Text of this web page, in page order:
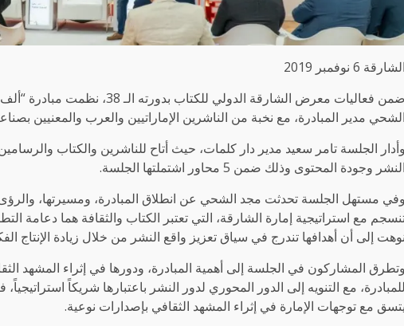
الشارقة 6 نوفمبر 2019
ضمن فعاليات معرض الشارقة الدولي
الشحي مدير المبادرة، مع نخبة من الناشرين الإماراتيين والعرب والمعنيين
وأدار الجلسة تامر سعيد مدير دار كلمات، حيث أتاح للناشرين والكتاب والرسامين
النشر وجودة المحتوى وذلك ضمن 5 محاور اشتملتها الجلسة.
وفي مستهل الجلسة تحدثت مجد الشحي عن انطلاق المبادرة، ومسيرتها، والرؤى
مع استراتيجية إمارة الشارقة، التي تعتبر الكتاب والثقافة هما دعامة
نوهت إلى أن أهدافها تندرج في سياق تعزيز واقع النشر من خلال زيادة الإنتاج
وتطرق المشاركون في الجلسة إلى أهمية المبادرة، ودورها في إثراء المشهد
للمبادرة، مع التنويه إلى الدور المحوري لدور النشر باعتبارها شريكاً
يتسق مع توجهات الإمارة في إثراء المشهد الثقافي بإصدارات نوعية.